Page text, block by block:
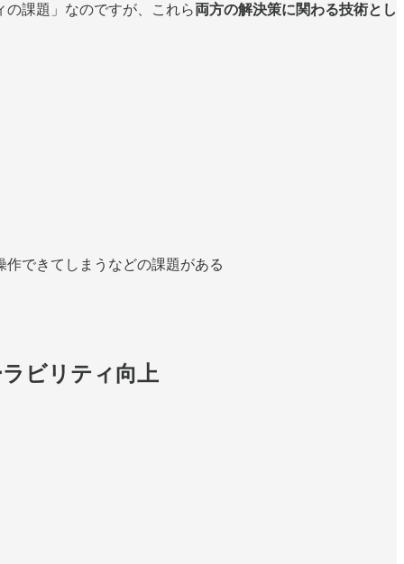
課題」なのですが、これら両方の解決策に関わる技術とし
できてしまうなどの課題がある
ビリティ向上